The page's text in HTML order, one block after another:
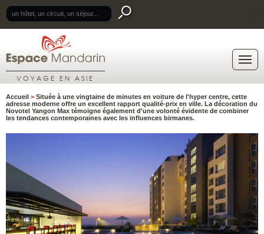
VOYAGE EN ASIE
Accueil > Située à une vingtaine de minutes en voiture de l'hyper centre, cette
adresse moderne offre un excellent rapport qualité-prix en ville. La décoration du
Novotel Yangon Max témoigne également d'une volonté évidente de combiner
les tendances contemporaines avec les influences birmanes.